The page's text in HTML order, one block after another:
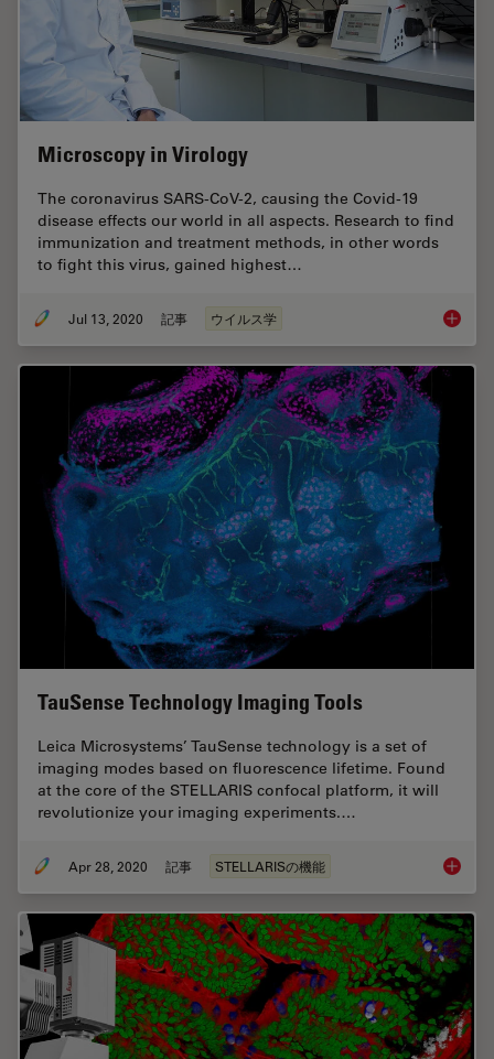
Microscopy in Virology
The coronavirus SARS-CoV-2, causing the Covid-19
disease effects our world in all aspects. Research to find
immunization and treatment methods, in other words
to fight this virus, gained highest…
Jul 13, 2020 記事 ウイルス学
TauSense Technology Imaging Tools
Leica Microsystems’ TauSense technology is a set of
imaging modes based on fluorescence lifetime. Found
at the core of the STELLARIS confocal platform, it will
revolutionize your imaging experiments.…
Apr 28, 2020 記事 STELLARISの機能